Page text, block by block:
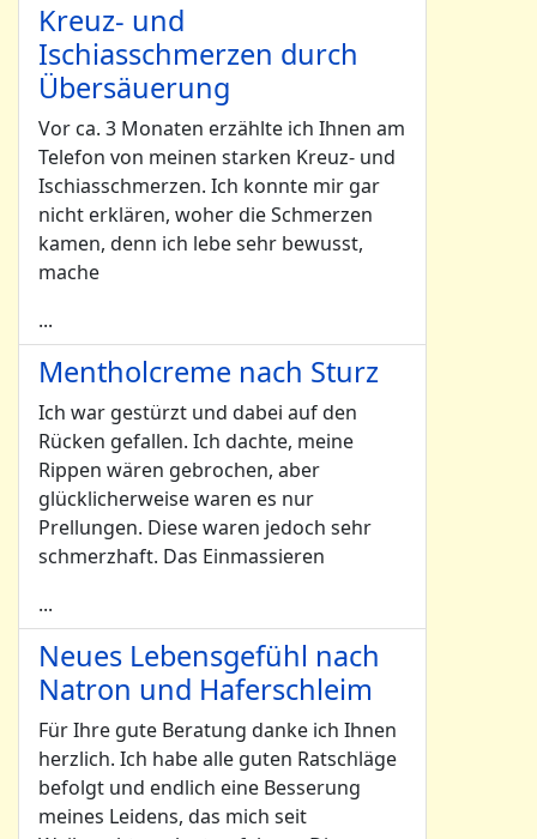
Kreuz- und
Ischiasschmerzen durch
Übersäuerung
Vor ca. 3 Monaten erzählte ich Ihnen am
Telefon von meinen starken Kreuz- und
Ischiasschmerzen. Ich konnte mir gar
nicht erklären, woher die Schmerzen
kamen, denn ich lebe sehr bewusst,
mache
...
Mentholcreme nach Sturz
Ich war gestürzt und dabei auf den
Rücken gefallen. Ich dachte, meine
Rippen wären gebrochen, aber
glücklicherweise waren es nur
Prellungen. Diese waren jedoch sehr
schmerzhaft. Das Einmassieren
...
Neues Lebensgefühl nach
Natron und Haferschleim
Für Ihre gute Beratung danke ich Ihnen
herzlich. Ich habe alle guten Ratschläge
befolgt und endlich eine Besserung
meines Leidens, das mich seit